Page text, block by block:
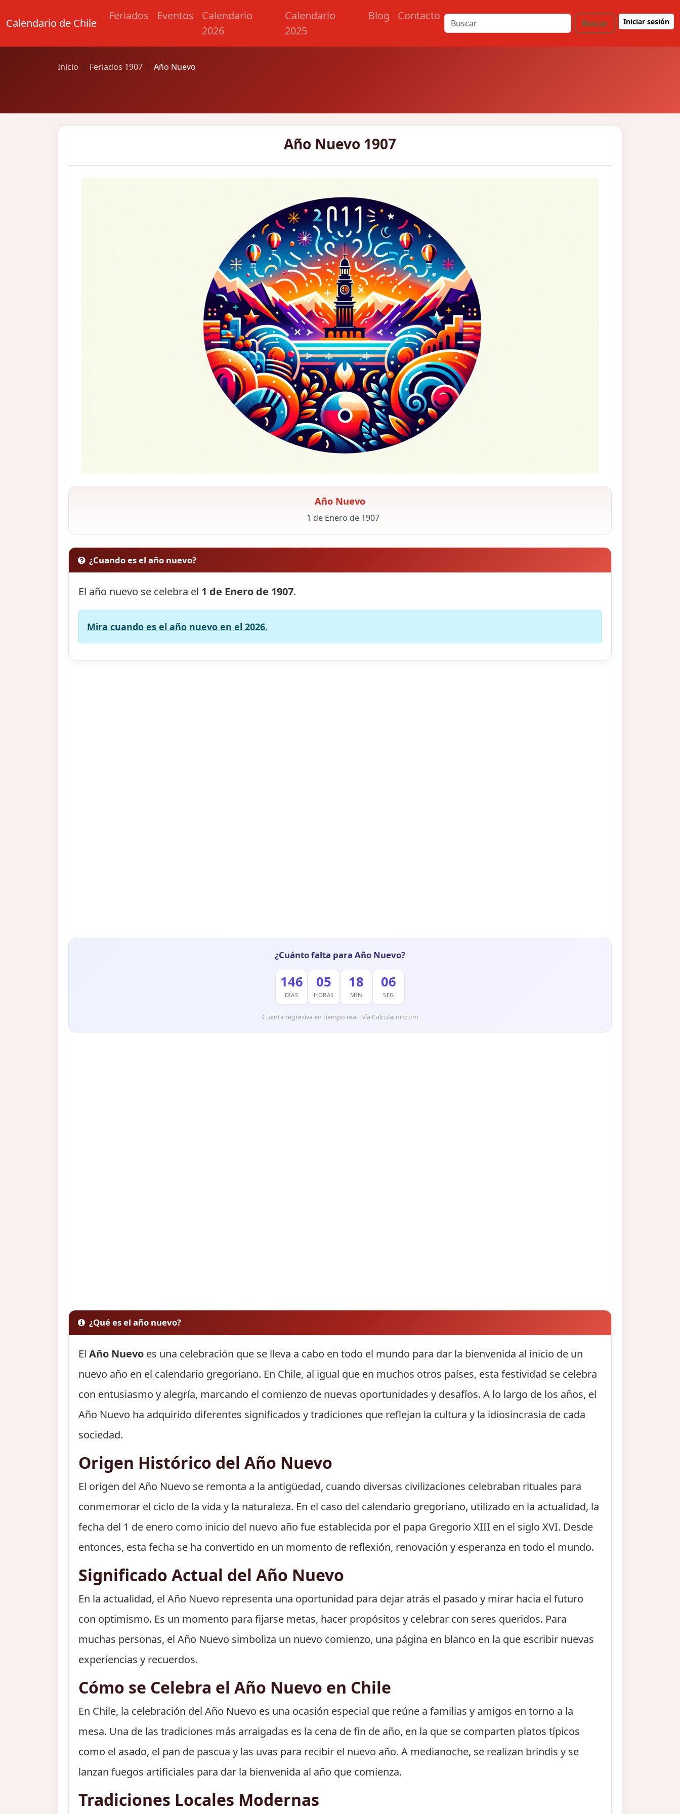
Calendario de Chile
Feriados Eventos
Calendario
2026
Calendario
2025
Blog Contacto
Buscar Iniciar sesión
Inicio Feriados 1907 Año Nuevo
Año Nuevo 1907
Año Nuevo
1 de Enero de 1907
¿Cuando es el año nuevo?
El año nuevo se celebra el 1 de Enero de 1907.
Mira cuando es el año nuevo en el 2026.
¿Cuánto falta para Año Nuevo?
146
DÍAS
05
HORAS
18
MIN
05
SEG
Cuenta regresiva en tiempo real · vía Calculatorr.com
¿Qué es el año nuevo?
ElAño Nuevo es una celebración que se lleva a cabo en todo el mundo para dar la bienvenida al inicio de un
nuevo año en el calendario gregoriano. En Chile, al igual que en muchos otros países, esta festividad se celebra
con entusiasmo y alegría, marcando el comienzo de nuevas oportunidades y desafíos. A lo largo de los años, el
Año Nuevo ha adquirido diferentes significados y tradiciones que reflejan la cultura y la idiosincrasia de cada
sociedad.
Origen Histórico del Año Nuevo
El origen del Año Nuevo se remonta a la antigüedad, cuando diversas civilizaciones celebraban rituales para
conmemorar el ciclo de la vida y la naturaleza. En el caso del calendario gregoriano, utilizado en la actualidad, la
fecha del 1 de enero como inicio del nuevo año fue establecida por el papa Gregorio XIII en el siglo XVI. Desde
entonces, esta fecha se ha convertido en un momento de reflexión, renovación y esperanza en todo el mundo.
Significado Actual del Año Nuevo
En la actualidad, el Año Nuevo representa una oportunidad para dejar atrás el pasado y mirar hacia el futuro
con optimismo. Es un momento para fijarse metas, hacer propósitos y celebrar con seres queridos. Para
muchas personas, el Año Nuevo simboliza un nuevo comienzo, una página en blanco en la que escribir nuevas
experiencias y recuerdos.
Cómo se Celebra el Año Nuevo en Chile
En Chile, la celebración del Año Nuevo es una ocasión especial que reúne a familias y amigos en torno a la
mesa. Una de las tradiciones más arraigadas es la cena de fin de año, en la que se comparten platos típicos
como el asado, el pan de pascua y las uvas para recibir el nuevo año. A medianoche, se realizan brindis y se
lanzan fuegos artificiales para dar la bienvenida al año que comienza.
Tradiciones Locales Modernas